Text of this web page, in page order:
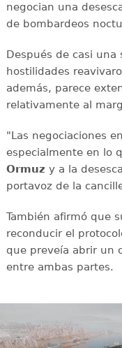
negocian una
de bombardeos
Después de casi
hostilidades
además, parece
relativamente al
"Las negociaciones
especialmente en lo
Ormuz y a la
portavoz de la
También afirmó que
reconducir el
que preveía abrir un
entre ambas partes.